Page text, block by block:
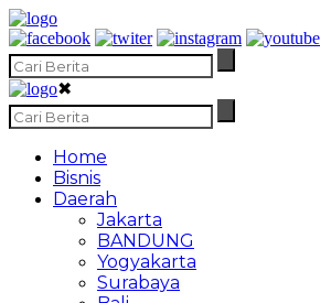
✖
Home
Bisnis
Daerah
Jakarta
BANDUNG
Yogyakarta
Surabaya